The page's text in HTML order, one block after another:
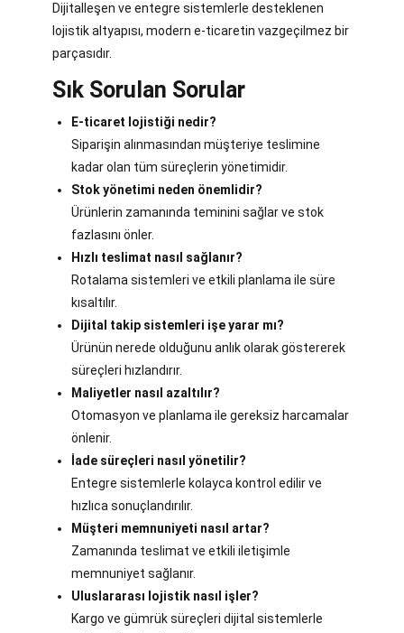
Dijitalleşen ve entegre sistemlerle desteklenen
lojistik altyapısı, modern e-ticaretin vazgeçilmez bir
parçasıdır.
Sık Sorulan Sorular
E-ticaret lojistiği nedir?
Siparişin alınmasından müşteriye teslimine
kadar olan tüm süreçlerin yönetimidir.
Stok yönetimi neden önemlidir?
Ürünlerin zamanında teminini sağlar ve stok
fazlasını önler.
Hızlı teslimat nasıl sağlanır?
Rotalama sistemleri ve etkili planlama ile süre
kısaltılır.
Dijital takip sistemleri işe yarar mı?
Ürünün nerede olduğunu anlık olarak göstererek
süreçleri hızlandırır.
Maliyetler nasıl azaltılır?
Otomasyon ve planlama ile gereksiz harcamalar
önlenir.
İade süreçleri nasıl yönetilir?
Entegre sistemlerle kolayca kontrol edilir ve
hızlıca sonuçlandırılır.
Müşteri memnuniyeti nasıl artar?
Zamanında teslimat ve etkili iletişimle
memnuniyet sağlanır.
Uluslararası lojistik nasıl işler?
Kargo ve gümrük süreçleri dijital sistemlerle